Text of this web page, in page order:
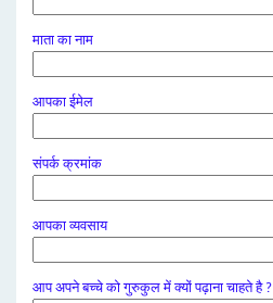
माता का नाम
आपका ईमेल
संपर्क क्रमांक
आपका व्यवसाय
आप अपने बच्चे को गुरुकुल में क्यों पढ़ाना चाहते है ?